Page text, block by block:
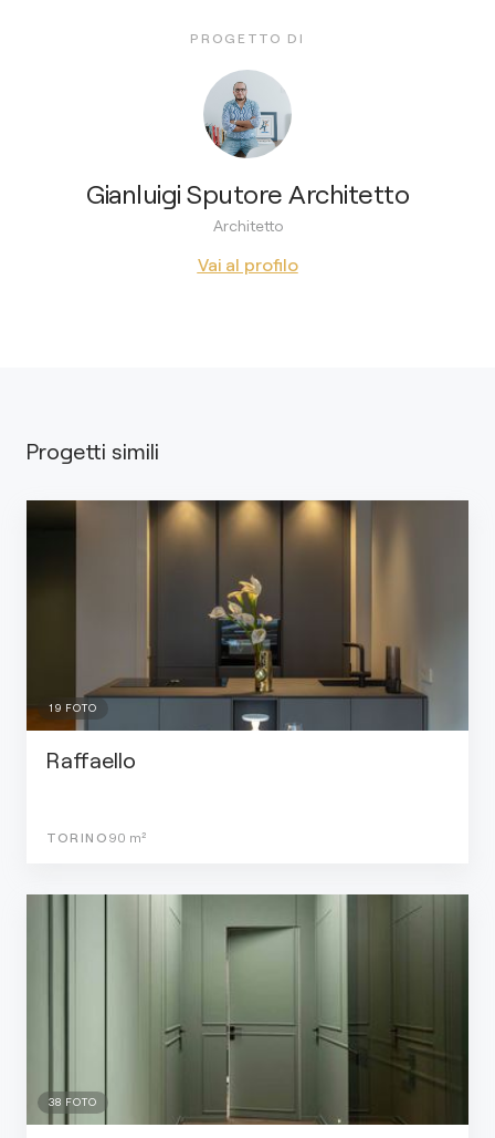
PROGETTO DI
Gianluigi Sputore Architetto
Architetto
Vai al profilo
Progetti simili
19 FOTO
Raffaello
TORINO 90 m²
38 FOTO